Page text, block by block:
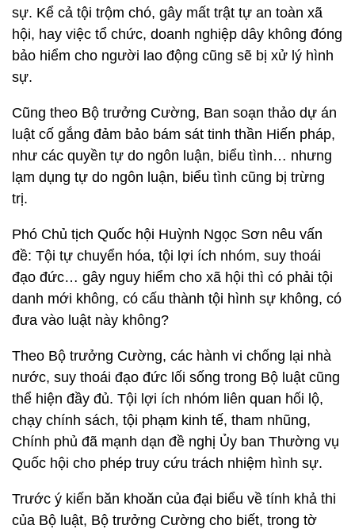
sự. Kể cả tội trộm chó, gây mất trật tự an toàn xã
hội, hay việc tổ chức, doanh nghiệp dây không đóng
bảo hiểm cho người lao động cũng sẽ bị xử lý hình
sự.
Cũng theo Bộ trưởng Cường, Ban soạn thảo dự án
luật cố gắng đảm bảo bám sát tinh thần Hiến pháp,
như các quyền tự do ngôn luận, biểu tình… nhưng
lạm dụng tự do ngôn luận, biểu tình cũng bị trừng
trị.
Phó Chủ tịch Quốc hội Huỳnh Ngọc Sơn nêu vấn
đề: Tội tự chuyển hóa, tội lợi ích nhóm, suy thoái
đạo đức… gây nguy hiểm cho xã hội thì có phải tội
danh mới không, có cấu thành tội hình sự không, có
đưa vào luật này không?
Theo Bộ trưởng Cường, các hành vi chống lại nhà
nước, suy thoái đạo đức lối sống trong Bộ luật cũng
thể hiện đầy đủ. Tội lợi ích nhóm liên quan hối lộ,
chạy chính sách, tội phạm kinh tế, tham nhũng,
Chính phủ đã mạnh dạn đề nghị Ủy ban Thường vụ
Quốc hội cho phép truy cứu trách nhiệm hình sự.
Trước ý kiến băn khoăn của đại biểu về tính khả thi
của Bộ luật, Bộ trưởng Cường cho biết, trong tờ